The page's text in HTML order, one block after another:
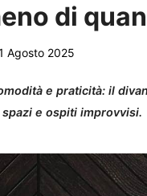
di
Agosto 2025
e praticità: il
e ospiti improvvisi.